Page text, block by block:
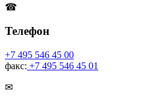
☎
Телефон
+7 495 546 45 00
факс: +7 495 546 45 01
✉